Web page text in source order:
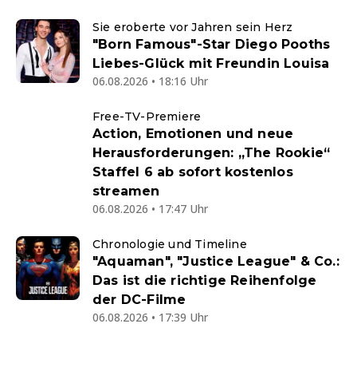
Sie eroberte vor Jahren sein Herz
"Born Famous"-Star Diego Pooths
Liebes-Glück mit Freundin Louisa
06.08.2026 • 18:16 Uhr
Free-TV-Premiere
Action, Emotionen und neue
Herausforderungen: „The Rookie“
Staffel 6 ab sofort kostenlos
streamen
06.08.2026 • 17:47 Uhr
Chronologie und Timeline
"Aquaman", "Justice League" & Co.:
Das ist die richtige Reihenfolge
der DC-Filme
06.08.2026 • 17:39 Uhr